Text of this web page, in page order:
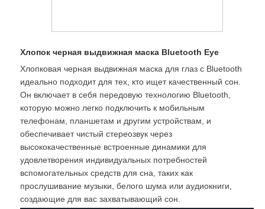
Хлопок черная выдвижная маска Bluetooth Eye
Хлопковая черная выдвижная маска для глаз с Bluetooth
идеально подходит для тех, кто ищет качественный сон.
Он включает в себя передовую технологию Bluetooth,
которую можно легко подключить к мобильным
телефонам, планшетам и другим устройствам, и
обеспечивает чистый стереозвук через
высококачественные встроенные динамики для
удовлетворения индивидуальных потребностей
вспомогательных средств для сна, таких как
прослушивание музыки, белого шума или аудиокниги,
создающие для вас захватывающий сон.